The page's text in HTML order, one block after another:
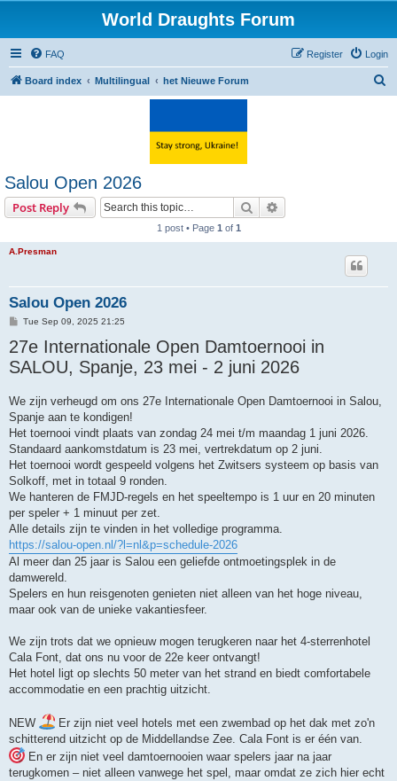
World Draughts Forum
FAQ Login
Register
Board index Multilingual het Nieuwe Forum
Salou Open 2026
Post Reply Search
1 post • Page 1 of 1
A.Presman
Salou Open 2026
P
s
t
Tue Sep 09, 2025 21:25
27e Internationale Open Damtoernooi in
SALOU, Spanje, 23 mei - 2 juni 2026
We zijn verheugd om ons 27e Internationale Open Damtoernooi in Salou,
Spanje aan te kondigen!
Het toernooi vindt plaats van zondag 24 mei t/m maandag 1 juni 2026.
Standaard aankomstdatum is 23 mei, vertrekdatum op 2 juni.
Het toernooi wordt gespeeld volgens het Zwitsers systeem op basis van
Solkoff, met in totaal 9 ronden.
We hanteren de FMJD-regels en het speeltempo is 1 uur en 20 minuten
per speler + 1 minuut per zet.
Alle details zijn te vinden in het volledige programma.
https://salou-open.nl/?l=nl&p=schedule-2026
Al meer dan 25 jaar is Salou een geliefde ontmoetingsplek in de
damwereld.
Spelers en hun reisgenoten genieten niet alleen van het hoge niveau,
maar ook van de unieke vakantiesfeer.
We zijn trots dat we opnieuw mogen terugkeren naar het 4-sterrenhotel
Cala Font, dat ons nu voor de 22e keer ontvangt!
Het hotel ligt op slechts 50 meter van het strand en biedt comfortabele
accommodatie en een prachtig uitzicht.
NEW
Er zijn niet veel hotels met een zwembad op het dak met zo'n
schitterend uitzicht op de Middellandse Zee. Cala Font is er één van.
En er zijn niet veel damtoernooien waar spelers jaar na jaar
terugkomen – niet alleen vanwege het spel, maar omdat ze zich hier echt